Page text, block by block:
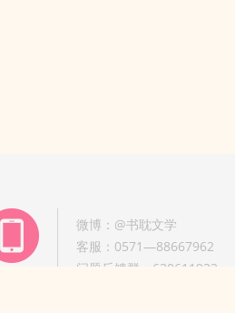
微博：@书耽文学
客服：0571—88667962
问题反馈群：630611933